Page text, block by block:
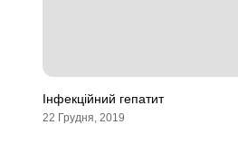
Інфекційний гепатит
22 Грудня, 2019